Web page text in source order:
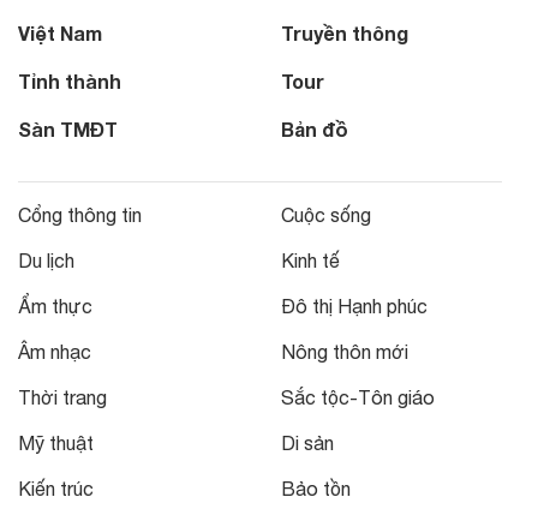
Việt Nam
Tỉnh thành
Sàn TMĐT
Truyền thông
Tour
Bản đồ
Cổng thông tin
Du lịch
Ẩm thực
Âm nhạc
Thời trang
Mỹ thuật
Kiến trúc
Cuộc sống
Kinh tế
Đô thị Hạnh phúc
Nông thôn mới
Sắc tộc-Tôn giáo
Di sản
Bảo tồn